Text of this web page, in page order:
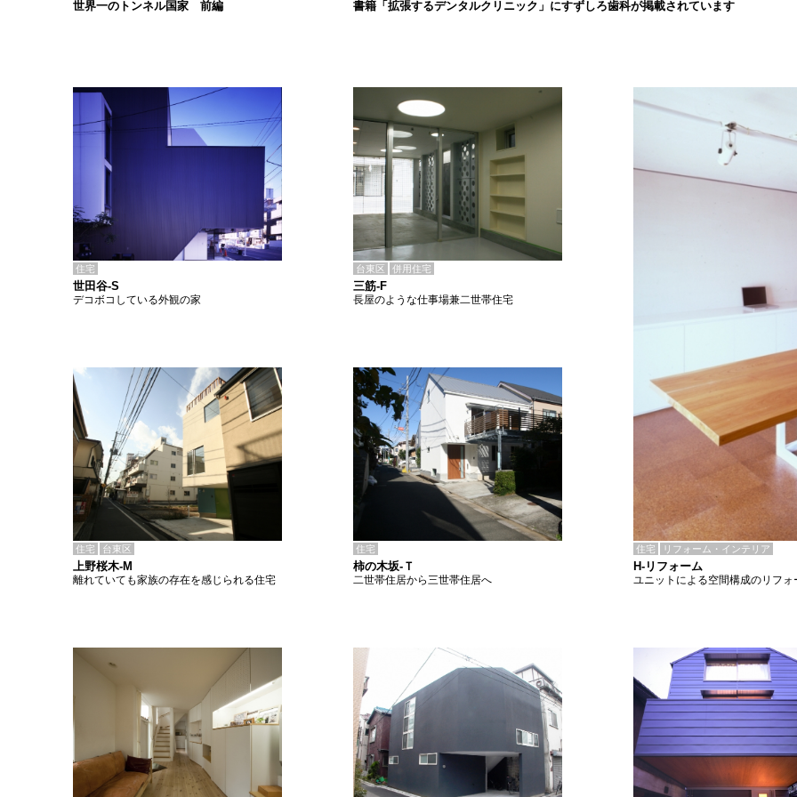
書籍「拡張するデンタルクリニック」にすずしろ歯科が掲載されています
世界一のトンネル国家 前編
住宅
世田谷-S
デコボコしている外観の家
台東区 併用住宅
三筋-F
長屋のような仕事場兼二世帯住宅
住宅 台東区
上野桜木-M
離れていても家族の存在を感じられる住宅
住宅
柿の木坂-Ｔ
二世帯住居から三世帯住居へ
住宅 リフォーム・インテリア
H-リフォーム
ユニットによる空間構成のリフォ